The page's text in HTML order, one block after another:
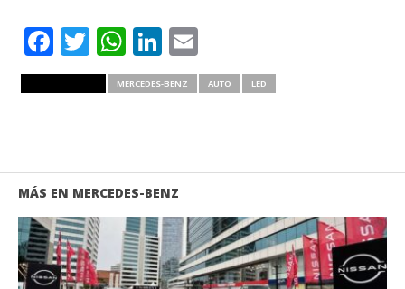
Facebook
Twitter
WhatsApp
LinkedIn
Email
MERCEDES-BENZ AUTO LED
MÁS EN MERCEDES-BENZ